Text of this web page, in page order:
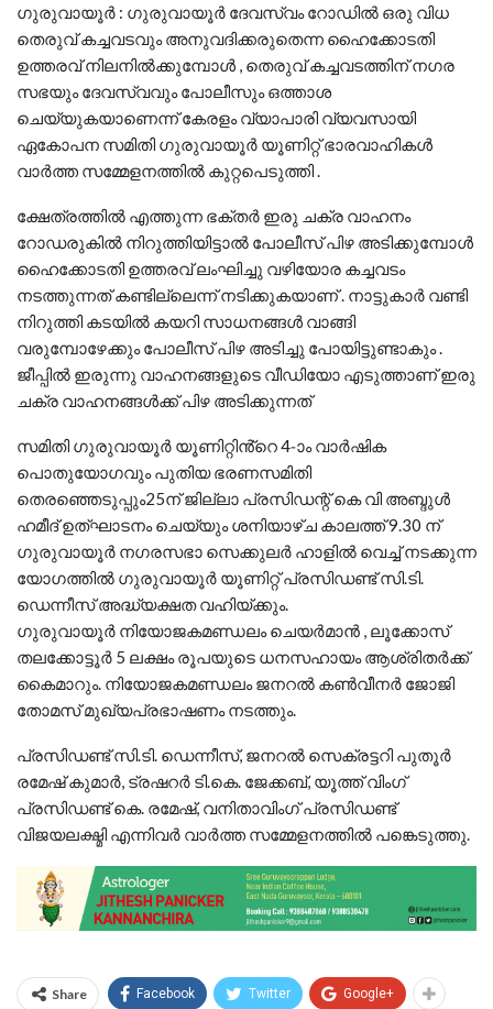
ഗുരുവായൂർ : ഗുരുവായൂർ ദേവസ്വം റോഡിൽ ഒരു വിധ
തെരുവ് കച്ചവടവും അനുവദിക്കരുതെന്ന ഹൈക്കോടതി
ഉത്തരവ് നിലനിൽക്കുമ്പോൾ , തെരുവ് കച്ചവടത്തിന് നഗര
സഭയും ദേവസ്വവും പോലീസും ഒത്താശ
ചെയ്യുകയാണെന്ന് കേരളം വ്യാപാരി വ്യവസായി
ഏകോപന സമിതി ഗുരുവായൂർ യൂണിറ്റ് ഭാരവാഹികൾ
വാർത്ത സമ്മേളനത്തിൽ കുറ്റപെടുത്തി .
ക്ഷേത്രത്തിൽ എത്തുന്ന ഭക്തർ ഇരു ചക്ര വാഹനം
റോഡരുകിൽ നിറുത്തിയിട്ടാൽ പോലീസ് പിഴ അടിക്കുമ്പോൾ
ഹൈക്കോടതി ഉത്തരവ് ലംഘിച്ചു വഴിയോര കച്ചവടം
നടത്തുന്നത് കണ്ടില്ലെന്ന് നടിക്കുകയാണ് . നാട്ടുകാർ വണ്ടി
നിറുത്തി കടയിൽ കയറി സാധനങ്ങൾ വാങ്ങി
വരുമ്പോഴേക്കും പോലീസ് പിഴ അടിച്ചു പോയിട്ടുണ്ടാകും .
ജീപ്പിൽ ഇരുന്നു വാഹനങ്ങളുടെ വീഡിയോ എടുത്താണ് ഇരു
ചക്ര വാഹനങ്ങൾക്ക് പിഴ അടിക്കുന്നത്
സമിതി ഗുരുവായൂർ യൂണിറ്റിൻ്റെ 4-ാം വാർഷിക
പൊതുയോഗവും പുതിയ ഭരണസമിതി
തെരഞ്ഞെടുപ്പും25ന് ജില്ലാ പ്രസിഡന്റ് കെ വി അബ്ദുൾ
ഹമീദ് ഉത്ഘാടനം ചെയ്യും ശനിയാഴ്ച‌ കാലത്ത് 9.30 ന്
ഗുരുവായൂർ നഗരസഭാ സെക്കുലർ ഹാളിൽ വെച്ച് നടക്കുന്ന
യോഗത്തിൽ ഗുരുവായൂർ യൂണിറ്റ് പ്രസിഡണ്ട് സി.ടി.
ഡെന്നീസ് അദ്ധ്യക്ഷത വഹിയ്ക്കും.
ഗുരുവായൂർ നിയോജകമണ്ഡലം ചെയർമാൻ , ലൂക്കോസ്
തലക്കോട്ടൂർ 5 ലക്ഷം രൂപയുടെ ധനസഹായം ആശ്രിതർക്ക്
കൈമാറും. നിയോജകമണ്ഡലം ജനറൽ കൺവീനർ ജോജി
തോമസ് മുഖ്യപ്രഭാഷണം നടത്തും.
പ്രസിഡണ്ട് സി.ടി. ഡെന്നീസ്, ജനറൽ സെക്രട്ടറി പുതൂർ
രമേഷ് കുമാർ, ട്രഷറർ ടി.കെ. ജേക്കബ്, യൂത്ത് വിംഗ്
പ്രസിഡണ്ട് കെ. രമേഷ്, വനിതാവിംഗ് പ്രസിഡണ്ട്
വിജയലക്ഷ്മി എന്നിവർ വാർത്ത സമ്മേളനത്തിൽ പങ്കെടുത്തു.
Share Facebook Twitter Google+